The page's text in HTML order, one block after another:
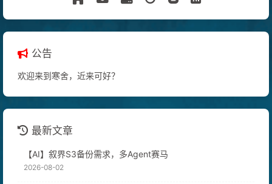
公告
欢迎来到寒舍，近来可好？
最新文章
【AI】叙界S3备份需求，多Agent赛马
2026-08-02